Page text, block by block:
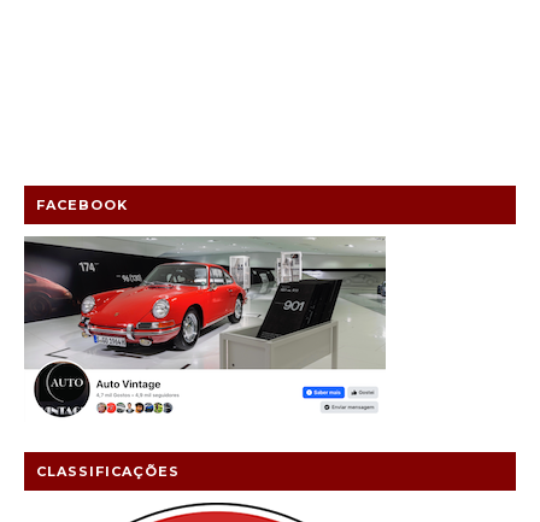
FACEBOOK
CLASSIFICAÇÕES